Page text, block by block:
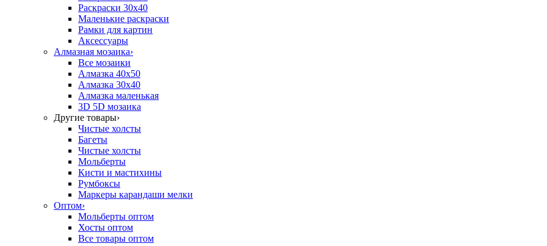
Раскраски 30х40
Маленькие раскраски
Рамки для картин
Аксессуары
Алмазная мозаика›
Все мозаики
Алмазка 40х50
Алмазка 30х40
Алмазка маленькая
3D 5D мозаика
Другие товары›
Чистые холсты
Багеты
Чистые холсты
Мольберты
Кисти и мастихины
Румбоксы
Маркеры карандаши мелки
Оптом›
Мольберты оптом
Хосты оптом
Все товары оптом